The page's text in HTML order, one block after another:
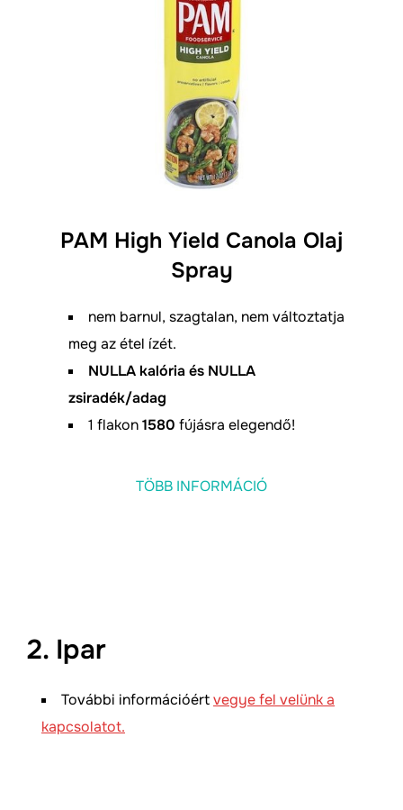
PAM High Yield Canola Olaj
Spray
nem barnul, szagtalan, nem változtatja
meg az étel ízét.
NULLA kalória és NULLA
zsiradék/adag
1 flakon1580 fújásra elegendő!
TÖBB INFORMÁCIÓ
2. Ipar
További információértvegye fel velünk a
kapcsolatot.